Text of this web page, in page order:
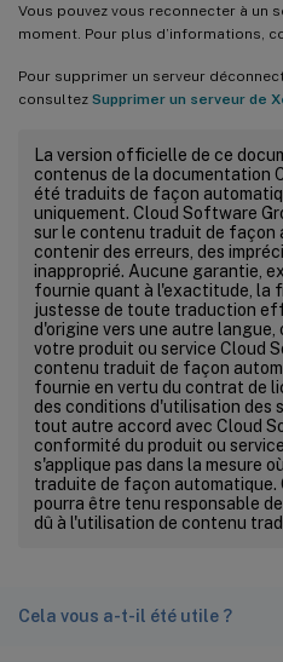
Vous pouvez vous reconnecter à un
moment. Pour plus d’informations,
Pour supprimer un serveur
consultez Supprimer un serveur de
La version officielle de ce
contenus de la documentation
été traduits de façon
uniquement. Cloud Software
sur le contenu traduit de façon
contenir des erreurs, des
inapproprié. Aucune garantie,
fournie quant à l'exactitude, la
justesse de toute traduction
d'origine vers une autre
votre produit ou service Cloud
contenu traduit de façon
fournie en vertu du contrat de
des conditions d'utilisation des
tout autre accord avec Cloud
conformité du produit ou
s'applique pas dans la mesure
traduite de façon automatique.
pourra être tenu responsable
dû à l'utilisation de contenu
Cela vous a-t-il été utile ?